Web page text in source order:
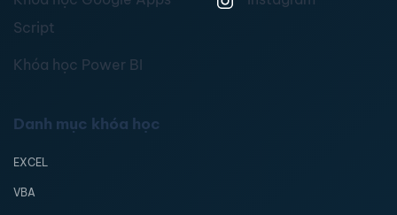
Script
Khóa học Power BI
Danh mục khóa học
EXCEL
VBA